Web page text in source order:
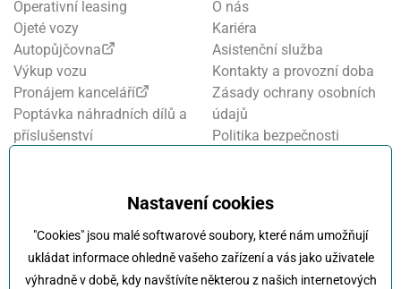
Nastavení cookies
"Cookies" jsou malé softwarové soubory, které nám umožňují
ukládat informace ohledně vašeho zařízení a vás jako uživatele
výhradně v době, kdy navštívíte některou z našich internetových
Operativní leasing
Ojeté vozy
Autopůjčovna
Výkup vozu
Pronájem kanceláří
Poptávka náhradních dílů a
příslušenství
O nás
Kariéra
Asistenční služba
Kontakty a provozní doba
Zásady ochrany osobních
údajů
Politika bezpečnosti
Oznamovací systém
Kola Klokočka - ukončení
provozu